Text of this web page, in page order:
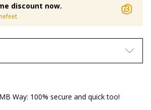
discount now.
Way: 100% secure and quick too!